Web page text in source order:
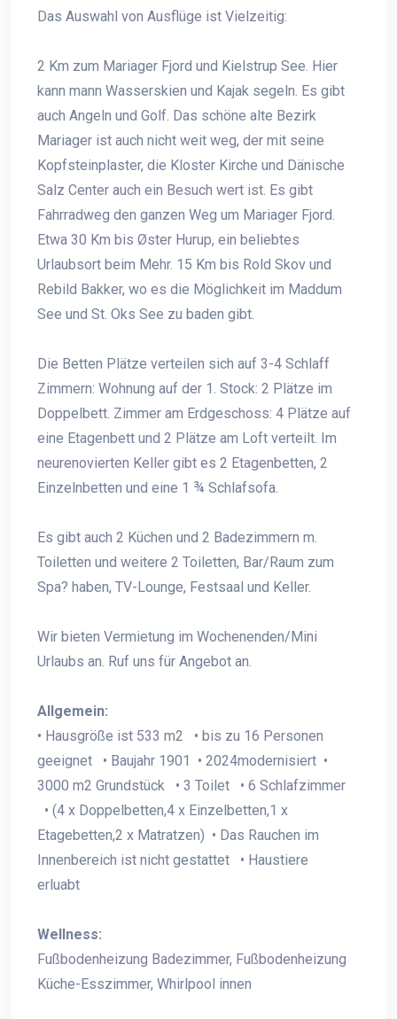
Das Auswahl von Ausflüge ist Vielzeitig:
2 Km zum Mariager Fjord und Kielstrup See. Hier
kann mann Wasserskien und Kajak segeln. Es gibt
auch Angeln und Golf. Das schöne alte Bezirk
Mariager ist auch nicht weit weg, der mit seine
Kopfsteinplaster, die Kloster Kirche und Dänische
Salz Center auch ein Besuch wert ist. Es gibt
Fahrradweg den ganzen Weg um Mariager Fjord.
Etwa 30 Km bis Øster Hurup, ein beliebtes
Urlaubsort beim Mehr. 15 Km bis Rold Skov und
Rebild Bakker, wo es die Möglichkeit im Maddum
See und St. Oks See zu baden gibt.
Die Betten Plätze verteilen sich auf 3-4 Schlaff
Zimmern: Wohnung auf der 1. Stock: 2 Plätze im
Doppelbett. Zimmer am Erdgeschoss: 4 Plätze auf
eine Etagenbett und 2 Plätze am Loft verteilt. Im
neurenovierten Keller gibt es 2 Etagenbetten, 2
Einzelnbetten und eine 1 ¾ Schlafsofa.
Es gibt auch 2 Küchen und 2 Badezimmern m.
Toiletten und weitere 2 Toiletten, Bar/Raum zum
Spa? haben, TV-Lounge, Festsaal und Keller.
Wir bieten Vermietung im Wochenenden/Mini
Urlaubs an. Ruf uns für Angebot an.
Allgemein:
• Hausgröße ist 533 m2 • bis zu 16 Personen
geeignet • Baujahr 1901 • 2024modernisiert •
3000 m2 Grundstück • 3 Toilet • 6 Schlafzimmer
• (4 x Doppelbetten,4 x Einzelbetten,1 x
Etagebetten,2 x Matratzen) • Das Rauchen im
Innenbereich ist nicht gestattet • Haustiere
erluabt
Wellness:
Fußbodenheizung Badezimmer, Fußbodenheizung
Küche-Esszimmer, Whirlpool innen